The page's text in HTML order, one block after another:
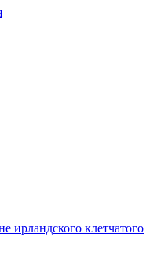
ирландского клетчатого